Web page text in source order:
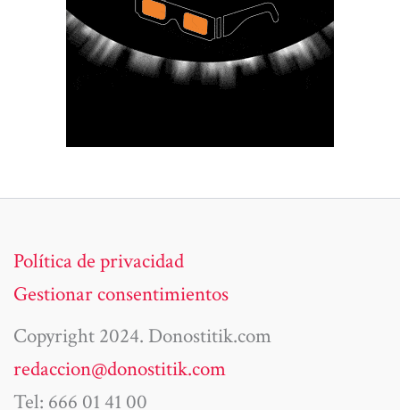
Política de privacidad
Gestionar consentimientos
Copyright 2024. Donostitik.com
redaccion@donostitik.com
Tel: 666 01 41 00